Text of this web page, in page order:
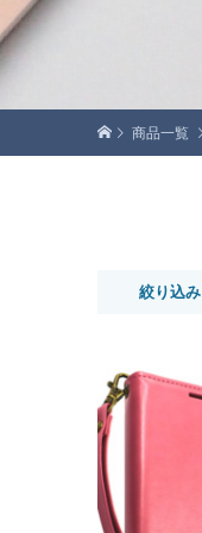
商品一覧
絞り込み